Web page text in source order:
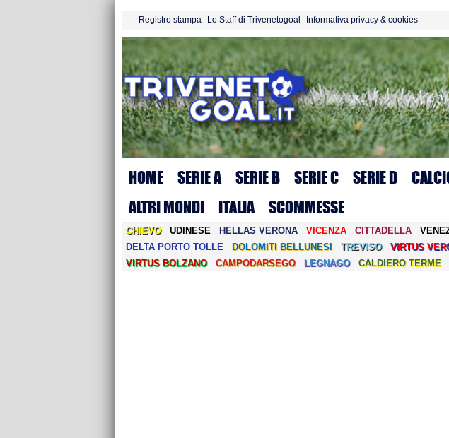
Registro stampa Lo Staff di Trivenetogoal Informativa privacy & cookies
HOME SERIE A SERIE B SERIE C SERIE D
ALTRI MONDI ITALIA SCOMMESSE
CHIEVO UDINESE HELLAS VERONA VICENZA CITTADELLA
DELTA PORTO TOLLE
DOLOMITI BELLUNESI TREVISO VIRTUS
VIRTUS BOLZANO
CAMPODARSEGO LEGNAGO CALDIERO TERME